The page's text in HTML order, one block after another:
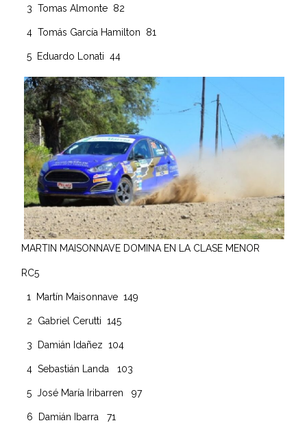
3 Tomas Almonte 82
4 Tomás García Hamilton 81
5 Eduardo Lonati 44
MARTIN MAISONNAVE DOMINA EN LA CLASE MENOR
RC5
1 Martín Maisonnave 149
2 Gabriel Cerutti 145
3 Damián Idañez 104
4 Sebastián Landa 103
5 José María Iribarren 97
6 Damián Ibarra 71